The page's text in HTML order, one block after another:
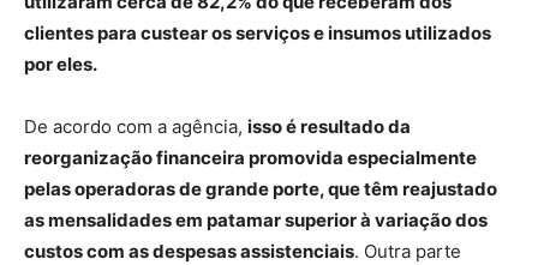
clientes para custear os serviços e insumos utilizados
por eles.
De acordo com a agência, isso é resultado da
reorganização financeira promovida especialmente
pelas operadoras de grande porte, que têm reajustado
as mensalidades em patamar superior à variação dos
custos com as despesas assistenciais. Outra parte